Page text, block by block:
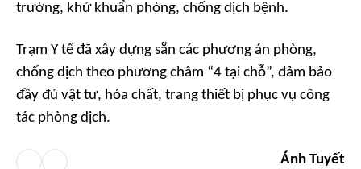
trường, khử khuẩn phòng, chống dịch bệnh.
Trạm Y tế đã xây dựng sẵn các phương án phòng,
chống dịch theo phương châm “4 tại chỗ”, đảm bảo
đầy đủ vật tư, hóa chất, trang thiết bị phục vụ công
tác phòng dịch.
Ánh Tuyết